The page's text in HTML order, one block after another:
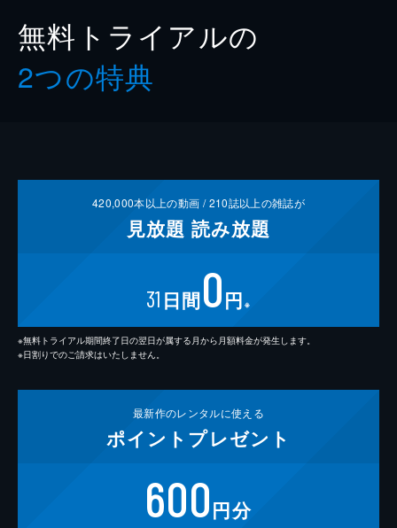
無料トライアルの
2つの特典
420,000本以上の動画 /210誌以上の雑誌が
見放題 読み放題
31 日間0円 ※
※無料トライアル期間終了日の翌日が属する月から月額料金が発生します。
※日割りでのご請求はいたしません。
最新作のレンタルに使える
ポイント プレゼント
600円分